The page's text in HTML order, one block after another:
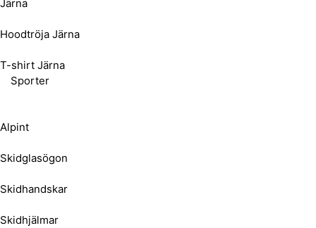
Järna
Hoodtröja Järna
T-shirt Järna
Sporter
Alpint
Skidglasögon
Skidhandskar
Skidhjälmar